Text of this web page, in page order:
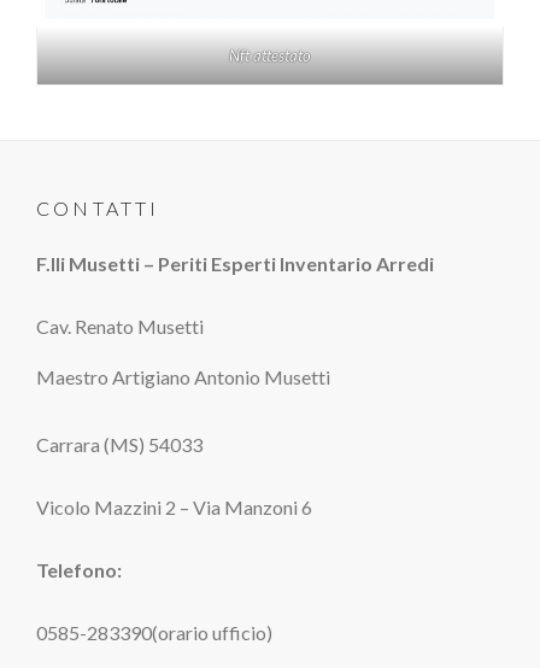
Nft attestato
CONTATTI
F.lli Musetti – Periti Esperti Inventario Arredi
Cav. Renato Musetti
Maestro Artigiano Antonio Musetti
Carrara (MS) 54033
Vicolo Mazzini 2 – Via Manzoni 6
Telefono:
0585-283390(orario ufficio)